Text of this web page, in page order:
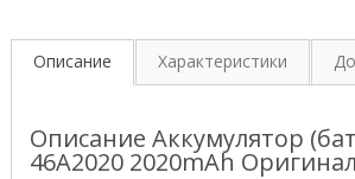
Описание Характеристики
Описание Аккумулятор
46A2020 2020mAh Оригинал